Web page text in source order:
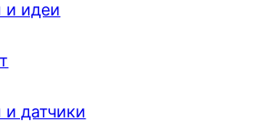
и идеи
датчики